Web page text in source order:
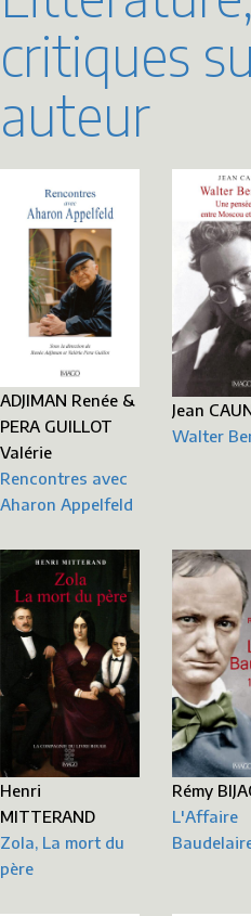
critiques
auteur
ADJIMAN Renée &
PERA GUILLOT
Valérie
Rencontres avec
Aharon Appelfeld
Jean
Walter
Henri
MITTERAND
Zola, La mort du
père
Rémy
L'Affaire